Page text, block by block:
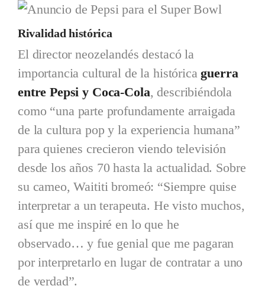
Rivalidad histórica
El director neozelandés destacó la
importancia cultural de la históricaguerra
entre Pepsi y Coca-Cola, describiéndola
como “una parte profundamente arraigada
de la cultura pop y la experiencia humana”
para quienes crecieron viendo televisión
desde los años 70 hasta la actualidad. Sobre
su cameo, Waititi bromeó: “Siempre quise
interpretar a un terapeuta. He visto muchos,
así que me inspiré en lo que he
observado… y fue genial que me pagaran
por interpretarlo en lugar de contratar a uno
de verdad”.